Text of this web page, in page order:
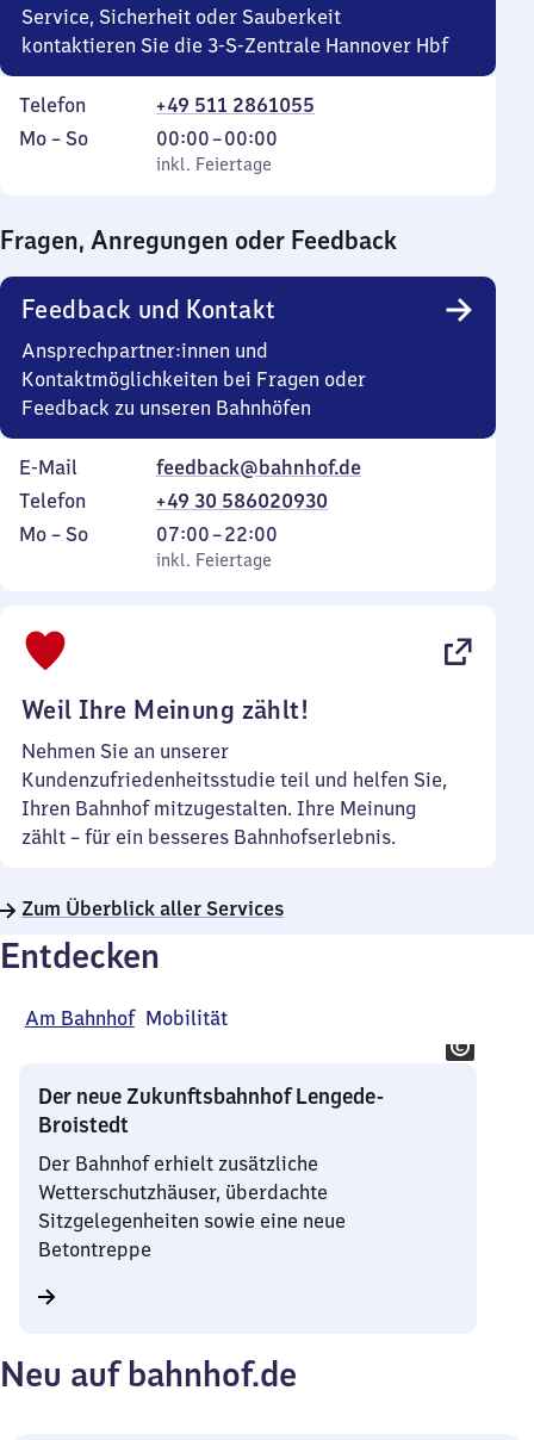
Service, Sicherheit oder Sauberkeit
kontaktieren Sie die 3-S-Zentrale Hannover Hbf
Telefon
+49 511 2861055
Montag
Mo – So,
inkl. Feiertage
00:00–00:00
Von
0
0
Uhr
inkl. Feiertage
Fragen, Anregungen oder Feedback
Feedback und Kontakt
Ansprechpartner:innen und
Kontaktmöglichkeiten bei Fragen oder
Feedback zu unseren Bahnhöfen
E-Mail
feedback@bahnhof.de
Telefon
+49 30 586020930
Montag
Mo – So,
inkl. Feiertage
07:00–22:00
Von
7
inkl. Feiertage
Weil Ihre Meinung zählt!
Nehmen Sie an unserer
Kundenzufriedenheitsstudie teil und helfen Sie,
Ihren Bahnhof mitzugestalten. Ihre Meinung
zählt – für ein besseres Bahnhofserlebnis.
Zum Überblick aller Services
Entdecken
Am Bahnhof Mobilität
Der neue Zukunftsbahnhof Lengede-
Broistedt
Der Bahnhof erhielt zusätzliche
Wetterschutzhäuser, überdachte
Sitzgelegenheiten sowie eine neue
Betontreppe
Neu auf bahnhof.de